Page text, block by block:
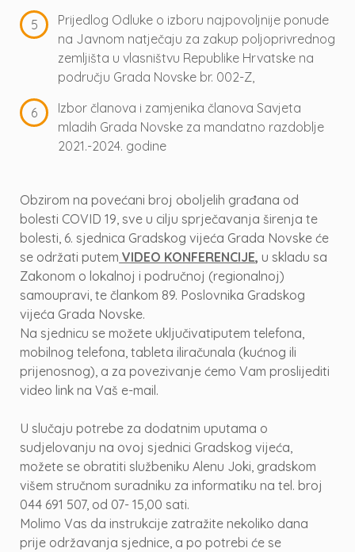
Prijedlog Odluke o izboru najpovoljnije ponude
na Javnom natječaju za zakup poljoprivrednog
zemljišta u vlasništvu Republike Hrvatske na
području Grada Novske br. 002-Z,
Izbor članova i zamjenika članova Savjeta
mladih Grada Novske za mandatno razdoblje
2021.-2024. godine
Obzirom na povećani broj oboljelih građana od
bolesti COVID 19, sve u cilju sprječavanja širenja te
bolesti, 6. sjednica Gradskog vijeća Grada Novske će
se održati putem VIDEO KONFERENCIJE, u skladu sa
Zakonom o lokalnoj i područnoj (regionalnoj)
samoupravi, te člankom 89. Poslovnika Gradskog
vijeća Grada Novske.
Na sjednicu se možete uključivatiputem telefona,
mobilnog telefona, tableta iliračunala (kućnog ili
prijenosnog), a za povezivanje ćemo Vam proslijediti
video link na Vaš e-mail.
U slučaju potrebe za dodatnim uputama o
sudjelovanju na ovoj sjednici Gradskog vijeća,
možete se obratiti službeniku Alenu Joki, gradskom
višem stručnom suradniku za informatiku na tel. broj
044 691 507, od 07- 15,00 sati.
Molimo Vas da instrukcije zatražite nekoliko dana
prije održavanja sjednice, a po potrebi će se